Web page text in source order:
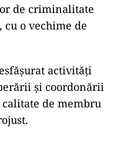
de criminalitate
o vechime de
activități
şi coordonării
de membru